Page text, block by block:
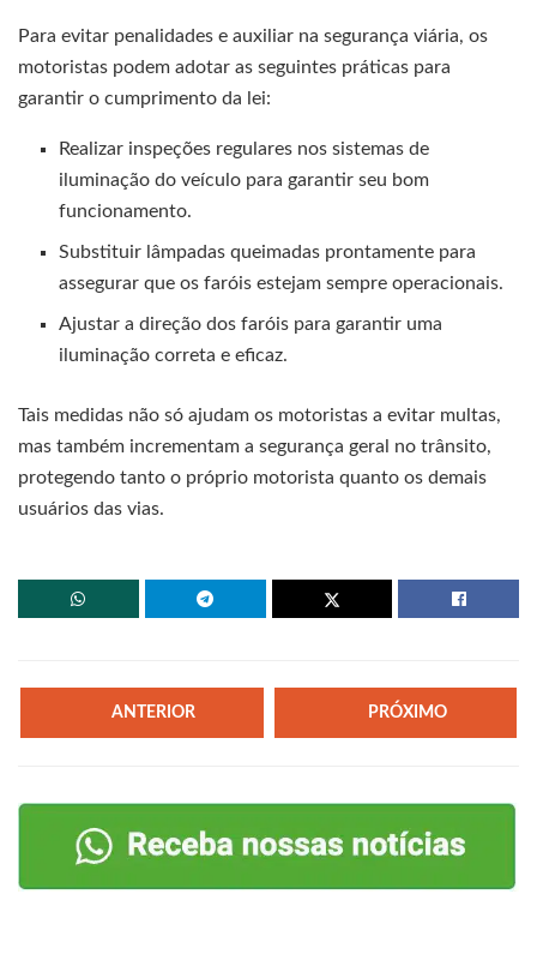
Para evitar penalidades e auxiliar na segurança viária, os
motoristas podem adotar as seguintes práticas para
garantir o cumprimento da lei:
Realizar inspeções regulares nos sistemas de
iluminação do veículo para garantir seu bom
funcionamento.
Substituir lâmpadas queimadas prontamente para
assegurar que os faróis estejam sempre operacionais.
Ajustar a direção dos faróis para garantir uma
iluminação correta e eficaz.
Tais medidas não só ajudam os motoristas a evitar multas,
mas também incrementam a segurança geral no trânsito,
protegendo tanto o próprio motorista quanto os demais
usuários das vias.
ANTERIOR PRÓXIMO